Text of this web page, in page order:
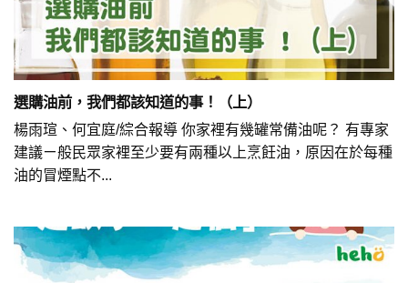
選購油前，我們都該知道的事！（上）
楊雨瑄、何宜庭/綜合報導 你家裡有幾罐常備油呢？ 有專家
建議ㄧ般民眾家裡至少要有兩種以上烹飪油，原因在於每種
油的冒煙點不...